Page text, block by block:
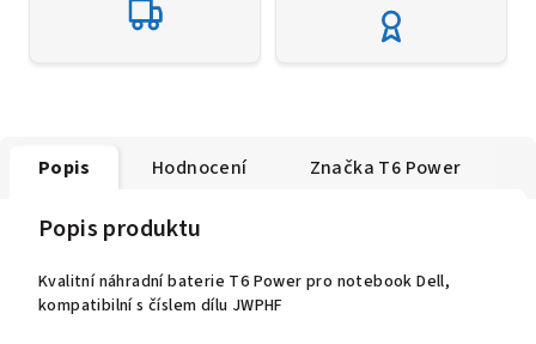
Popis Hodnocení Značka T6 Power
Popis produktu
Kvalitní náhradní baterie T6 Power pro notebook Dell,
kompatibilní s číslem dílu JWPHF